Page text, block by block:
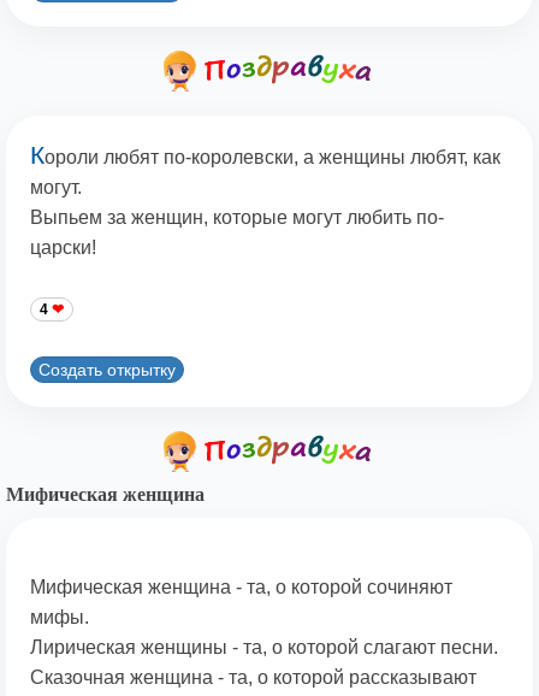
Короли любят по-королевски, а женщины любят, как
могут.
Выпьем за женщин, которые могут любить по-
царски!
4
Создать открытку
Мифическая женщина
Мифическая женщина - та, о которой сочиняют
мифы.
Лирическая женщины - та, о которой слагают песни.
Сказочная женщина - та, о которой рассказывают